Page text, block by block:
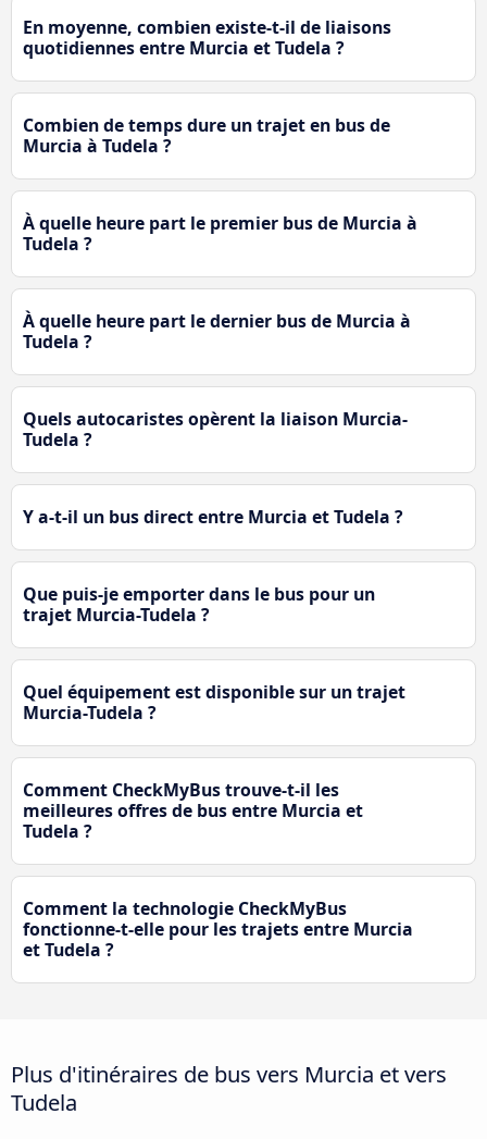
En moyenne, combien existe-t-il de liaisons
quotidiennes entre Murcia et Tudela ?
Combien de temps dure un trajet en bus de
Murcia à Tudela ?
À quelle heure part le premier bus de Murcia à
Tudela ?
À quelle heure part le dernier bus de Murcia à
Tudela ?
Quels autocaristes opèrent la liaison Murcia-
Tudela ?
Y a-t-il un bus direct entre Murcia et Tudela ?
Que puis-je emporter dans le bus pour un
trajet Murcia-Tudela ?
Quel équipement est disponible sur un trajet
Murcia-Tudela ?
Comment CheckMyBus trouve-t-il les
meilleures offres de bus entre Murcia et
Tudela ?
Comment la technologie CheckMyBus
fonctionne-t-elle pour les trajets entre Murcia
et Tudela ?
Plus d'itinéraires de bus vers Murcia et vers
Tudela